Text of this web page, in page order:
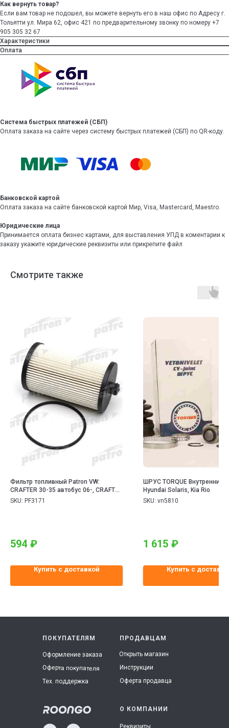
Как вернуть товар?
Если вам товар не подошел, вы можете вернуть его в наш офис по Адресу г.
Тольятти ул. Мира 62, офис 421 по предварительному звонку по номеру +7
905 305 32 67
Характеристики
Оплата
Система быстрых платежей (СБП)
Оплата заказа на сайте через систему быстрых платежей (СБП) по QR-коду.
Банковской картой
Оплата заказа на сайте банковской картой Мир, Visa, Mastercard, Maestro.
Юридические лица
Принимается оплата бизнес картами, для выставления УПД в коментарии к
заказу укажите юридические реквизиты или прикрепите файл
Смотрите также
Фильтр топливный Patron VW:
CRAFTER 30-35 автобус 06-, CRAFTER
30-50 c бортовой платформой 06-
SKU: PF3171
594 ₽
Купить с доставкой
ШРУС TORQUE Внутренний
Hyundai Solaris, Kia Rio
SKU: vn5810
1 615 ₽
Купить с
ПРОДАВЦАМ
Оферта продавца
Инструкции
Открыть магазин
ПОКУПАТЕЛЯМ
Тех. поддержка
Оферта покупателя
Оформление заказа
О КОМПАНИИ
Реквизиты